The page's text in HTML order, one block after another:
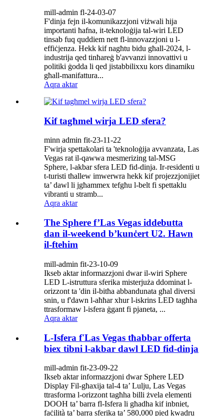
mill-admin fl-24-03-07
F'dinja fejn il-komunikazzjoni viżwali hija
importanti ħafna, it-teknoloġija tal-wiri LED
tinsab fuq quddiem nett fl-innovazzjoni u l-
effiċjenza. Hekk kif nagħtu bidu għall-2024, l-
industrija qed tinħareġ b'avvanzi innovattivi u
politiki ġodda li qed jistabbilixxu kors dinamiku
għall-manifattura...
Aqra aktar
Kif tagħmel wirja LED sfera?
minn admin fit-23-11-22
F'wirja spettakolari ta 'teknoloġija avvanzata, Las
Vegas rat il-qawwa mesmerizing tal-MSG
Sphere, l-akbar sfera LED fid-dinja. Ir-residenti u
t-turisti tħallew imwerwra hekk kif projezzjonijiet
ta’ dawl li jgħammex tefgħu l-belt fi spettaklu
vibranti u stramb...
Aqra aktar
The Sphere f’Las Vegas iddebutta
dan il-weekend b’kunċert U2. Hawn
il-ftehim
mill-admin fit-23-10-09
Ikseb aktar informazzjoni dwar il-wiri Sphere
LED L-istruttura sferika misterjuża ddominat l-
orizzont ta 'din il-bitħa abbandunata għal diversi
snin, u f'dawn l-aħħar xhur l-iskrins LED tagħha
ttrasformaw l-isfera ġgant fi pjaneta, ...
Aqra aktar
L-Isfera f'Las Vegas tħabbar offerta
biex tibni l-akbar dawl LED fid-dinja
mill-admin fit-23-09-22
Ikseb aktar informazzjoni dwar Sphere LED
Display Fil-għaxija tal-4 ta’ Lulju, Las Vegas
ttrasforma l-orizzont tagħha billi żvela elementi
DOOH ta’ barra fl-Isfera li għadha kif inbniet,
faċilità ta’ barra sferika ta’ 580,000 pied kwadru